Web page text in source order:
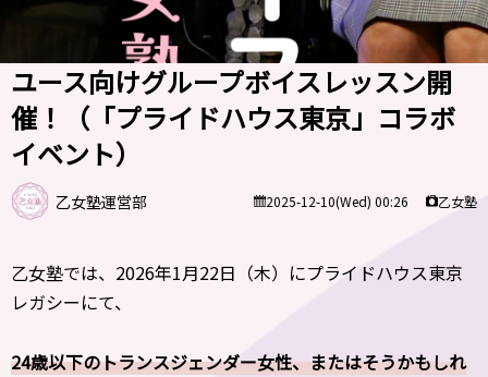
ユース向けグループボイスレッスン開
催！（「プライドハウス東京」コラボ
イベント）
乙女塾運営部 2025-12-10(Wed) 00:26 乙女塾
乙女塾では、2026年1月22日（木）にプライドハウス東京
レガシーにて、
24歳以下のトランスジェンダー女性、またはそうかもしれ